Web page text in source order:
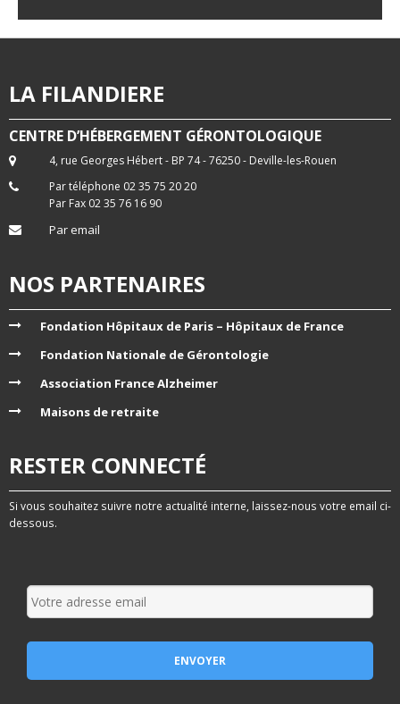
LA FILANDIERE
CENTRE D’HÉBERGEMENT GÉRONTOLOGIQUE
4, rue Georges Hébert - BP 74 - 76250 - Deville-les-Rouen
Par téléphone 02 35 75 20 20
Par Fax 02 35 76 16 90
Par email
NOS PARTENAIRES
Fondation Hôpitaux de Paris – Hôpitaux de France
Fondation Nationale de Gérontologie
Association France Alzheimer
Maisons de retraite
RESTER CONNECTÉ
Si vous souhaitez suivre notre actualité interne, laissez-nous votre email ci-
dessous.